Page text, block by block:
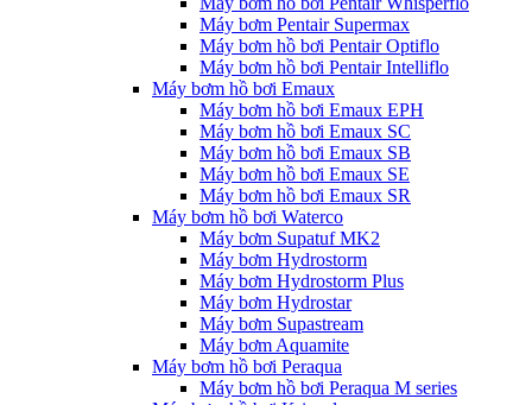
Máy bơm Pentair Supermax
Máy bơm hồ bơi Pentair Optiflo
Máy bơm hồ bơi Pentair Intelliflo
Máy bơm hồ bơi Emaux
Máy bơm hồ bơi Emaux EPH
Máy bơm hồ bơi Emaux SC
Máy bơm hồ bơi Emaux SB
Máy bơm hồ bơi Emaux SE
Máy bơm hồ bơi Emaux SR
Máy bơm hồ bơi Waterco
Máy bơm Supatuf MK2
Máy bơm Hydrostorm
Máy bơm Hydrostorm Plus
Máy bơm Hydrostar
Máy bơm Supastream
Máy bơm Aquamite
Máy bơm hồ bơi Peraqua
Máy bơm hồ bơi Peraqua M series